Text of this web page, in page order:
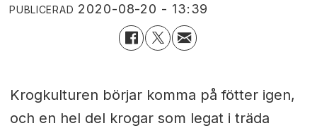
PUBLICERAD 2020-08-20 - 13:39
Krogkulturen börjar komma på fötter igen,
och en hel del krogar som legat i träda